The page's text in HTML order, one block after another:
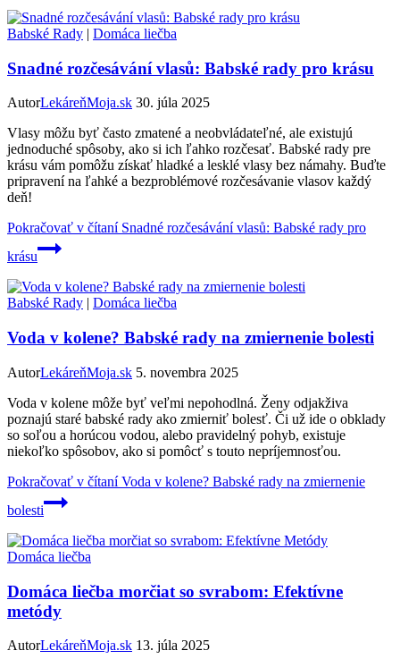
Babské Rady | Domáca liečba
Snadné rozčesávání vlasů: Babské rady pro krásu
AutorLekáreňMoja.sk 30. júla 2025
Vlasy môžu byť často zmatené a neobvládateľné, ale existujú
jednoduché spôsoby, ako si ich ľahko rozčesať. Babské rady pre
krásu vám pomôžu získať hladké a lesklé vlasy bez námahy. Buďte
pripravení na ľahké a bezproblémové rozčesávanie vlasov každý
deň!
Pokračovať v čítaníSnadné rozčesávání vlasů: Babské rady pro
krásu
Babské Rady | Domáca liečba
Voda v kolene? Babské rady na zmiernenie bolesti
AutorLekáreňMoja.sk 5. novembra 2025
Voda v kolene môže byť veľmi nepohodlná. Ženy odjakživa
poznajú staré babské rady ako zmierniť bolesť. Či už ide o obklady
so soľou a horúcou vodou, alebo pravidelný pohyb, existuje
niekoľko spôsobov, ako si pomôcť s touto nepríjemnosťou.
Pokračovať v čítaníVoda v kolene? Babské rady na zmiernenie
bolesti
Domáca liečba
Domáca liečba morčiat so svrabom: Efektívne
metódy
AutorLekáreňMoja.sk 13. júla 2025